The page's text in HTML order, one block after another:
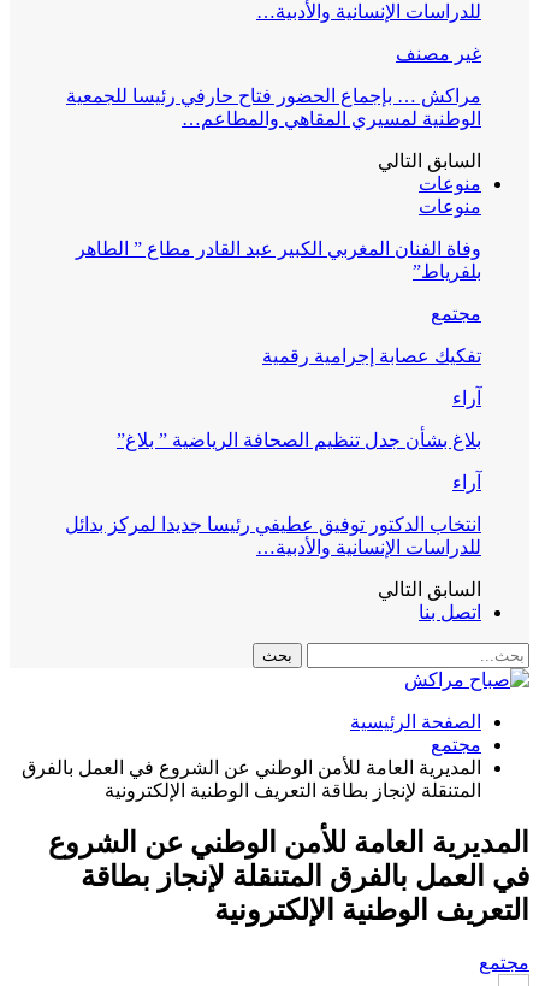
للدراسات الإنسانية والأدبية…
غير مصنف
مراكش … بإجماع الحضور فتاح حارفي رئيسا للجمعية
الوطنية لمسيري المقاهي والمطاعم…
السابق التالي
منوعات
منوعات
وفاة الفنان المغربي الكبير عبد القادر مطاع ” الطاهر
بلفرياط”
مجتمع
تفكيك عصابة إجرامية رقمية
آراء
بلاغ بشأن جدل تنظيم الصحافة الرياضية ” بلاغ”
آراء
انتخاب الدكتور توفيق عطيفي رئيسا جديدا لمركز بدائل
للدراسات الإنسانية والأدبية…
السابق التالي
اتصل بنا
الصفحة الرئيسية
مجتمع
المديرية العامة للأمن الوطني عن الشروع في العمل بالفرق
المتنقلة لإنجاز بطاقة التعريف الوطنية الإلكترونية
المديرية العامة للأمن الوطني عن الشروع
في العمل بالفرق المتنقلة لإنجاز بطاقة
التعريف الوطنية الإلكترونية
مجتمع